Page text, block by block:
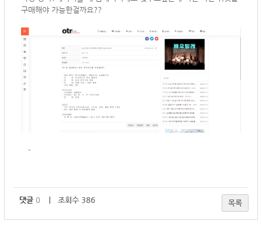
구매해야 가능한걸까요??
-
댓글 0 ｜ 조회수 386 목록